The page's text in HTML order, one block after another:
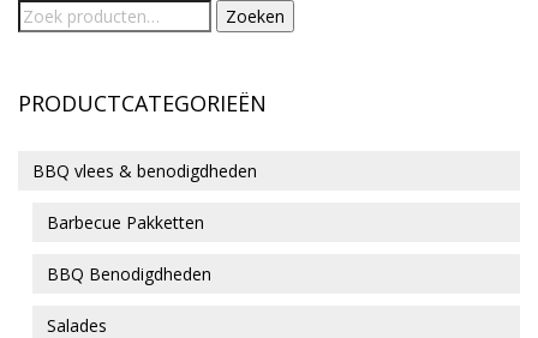
Zoeken
PRODUCTCATEGORIEËN
BBQ vlees & benodigdheden
Barbecue Pakketten
BBQ Benodigdheden
Salades